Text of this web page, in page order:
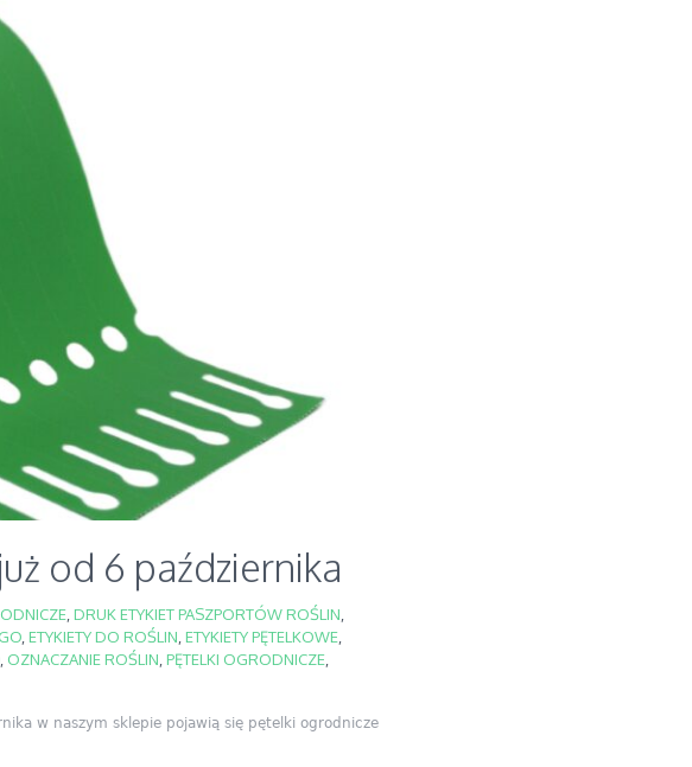
od 6 października
DRUK ETYKIET PASZPORTÓW ROŚLIN
ETYKIETY DO ROŚLIN ETYKIETY PĘTELKOWE
OZNACZANIE ROŚLIN PĘTELKI OGRODNICZE
w naszym sklepie pojawią się pętelki ogrodnicze